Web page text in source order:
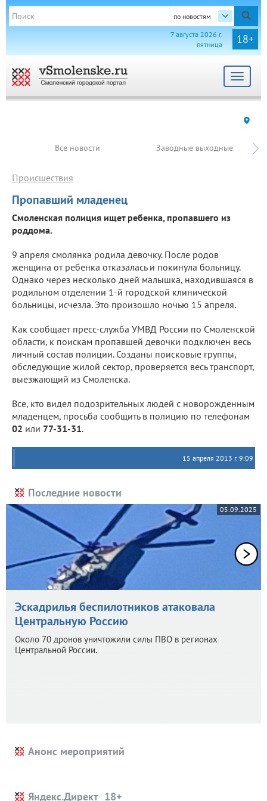
по новостям
18+
7 августа 2026 г.
пятница
Toggle
Все новости Заводные выходные
Пропавший младенец
Происшествия
Смоленская полиция ищет ребенка, пропавшего из
роддома.
9 апреля смолянка родила девочку. После родов
женщина от ребенка отказалась и покинула больницу.
Однако через несколько дней малышка, находившаяся в
родильном отделении 1-й городской клинической
больницы, исчезла. Это произошло ночью 15 апреля.
Как сообщает пресс-служба УМВД России по Смоленской
области, к поискам пропавшей девочки подключен весь
личный состав полиции. Созданы поисковые группы,
обследующие жилой сектор, проверяется весь транспорт,
выезжающий из Смоленска.
Все, кто видел подозрительных людей с новорожденным
младенцем, просьба сообщить в полицию по телефонам
02 или 77-31-31.
15 апреля 2013 г. 9:09
Последние новости
05.09.2025
Эскадрилья беспилотников атаковала
Центральную Россию
Около 70 дронов уничтожили силы ПВО в регионах
Центральной России.
Анонс мероприятий
Яндекс.Директ